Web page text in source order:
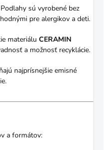
Podlahy sú vyrobené bez
pre alergikov a deti.
materiálu CERAMIN
a možnosť recyklácie.
najprísnejšie emisné
a formátov: